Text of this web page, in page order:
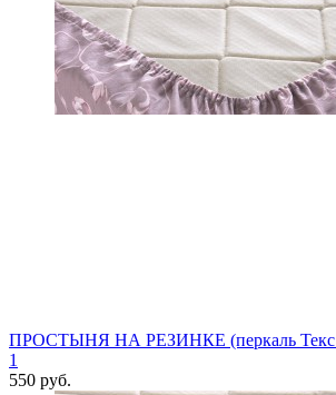
ПРОСТЫНЯ НА РЕЗИНКЕ (перкаль Текс
1
550 руб.